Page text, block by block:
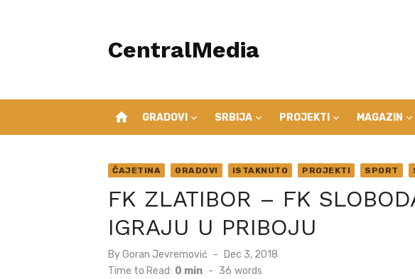
CentralMedia
home GRADOVI SRBIJA PROJEKTI MAGAZIN
ČAJETINA GRADOVI ISTAKNUTO PROJEKTI SPORT
FK ZLATIBOR – FK
IGRAJU U PRIBOJU
ByGoran Jevremović
Posted
on
Dec 3, 2018
Time to Read: 0 min - 36 words